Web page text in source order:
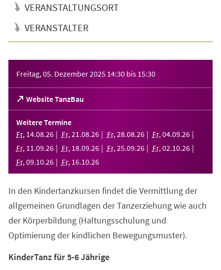
VERANSTALTUNGSORT
VERANSTALTER
Freitag, 05. Dezember 2025 14:30 bis 15:30
Website TanzBau
(Öffnet
in
einem
neuen
Tab)
Weitere Termine
Fr, 14.08.26 Fr, 21 .08.26 Fr, 28.08.26 Fr, 04.09.26
Fr, 11 .09.26 Fr, 18.09.26 Fr, 25.09.26 Fr, 02.10.26
Fr, 09.10.26 Fr, 16.10.26
In den Kindertanzkursen findet die Vermittlung der
allgemeinen Grundlagen der Tanzerziehung wie auch
der Körperbildung (Haltungsschulung und
Optimierung der kindlichen Bewegungsmuster).
KinderTanz für 5-6 Jährige